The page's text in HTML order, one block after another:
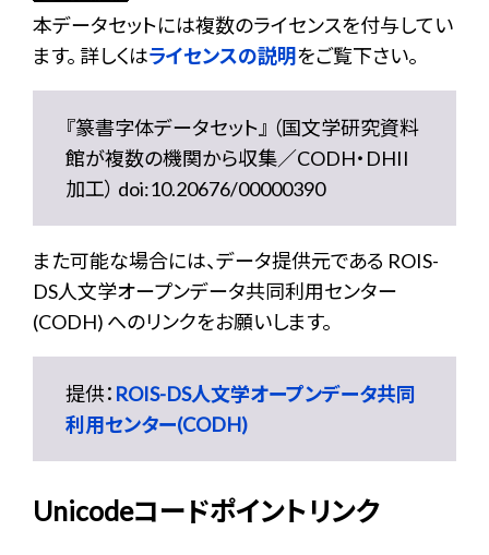
本データセットには複数のライセンスを付与してい
ます。 詳しくはライセンスの説明をご覧下さい。
『篆書字体データセット』 （国文学研究資料
館が複数の機関から収集／CODH・DHII
加工） doi:10.20676/00000390
また可能な場合には、データ提供元である ROIS-
DS人文学オープンデータ共同利用センター
(CODH) へのリンクをお願いします。
提供： ROIS-DS人文学オープンデータ共同
利用センター(CODH)
Unicodeコードポイントリンク